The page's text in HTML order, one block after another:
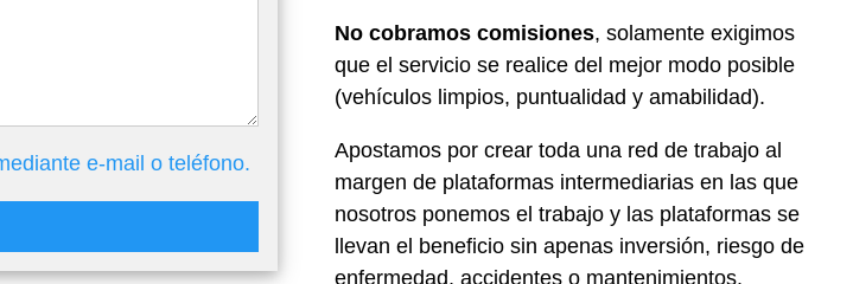
e-mail o teléfono.
No cobramos comisiones, solamente exigimos
que el servicio se realice del mejor modo posible
(vehículos limpios, puntualidad y amabilidad).
Apostamos por crear toda una red de trabajo al
margen de plataformas intermediarias en las que
nosotros ponemos el trabajo y las plataformas se
llevan el beneficio sin apenas inversión, riesgo de
enfermedad, accidentes o mantenimientos.